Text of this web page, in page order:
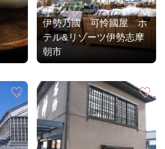
伊勢乃國 可怜國屋 ホ
テル&リゾーツ伊勢志摩
朝市